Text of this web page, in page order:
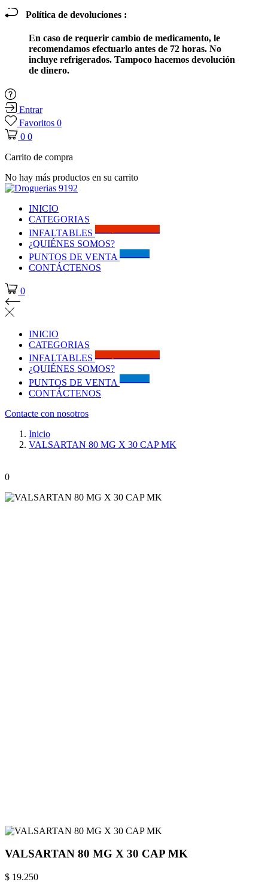
Política de devoluciones :
En caso de requerir cambio de medicamento, le
recomendamos efectuarlo antes de 72 horas. No
incluye refrigerados. Tampoco hacemos devolución
de dinero.
Entrar
Favoritos 0
0 0
Carrito de compra
No hay más productos en su carrito
INICIO
CATEGORIAS
INFALTABLES
¿QUIÉNES SOMOS?
PUNTOS DE VENTA
CONTÁCTENOS
0
INICIO
CATEGORIAS
INFALTABLES
¿QUIÉNES SOMOS?
PUNTOS DE VENTA
CONTÁCTENOS
Contacte con nosotros
Inicio
VALSARTAN 80 MG X 30 CAP MK
0
VALSARTAN 80 MG X 30 CAP MK
$ 19.250